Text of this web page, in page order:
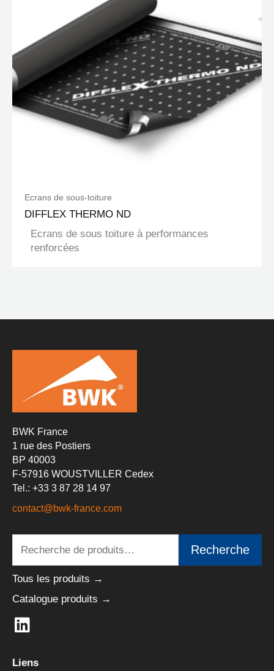
Ecrans de sous-toiture
DIFFLEX THERMO ND
Ecrans de sous toiture à performances
renforcées
BWK France
1 rue des Postiers
BP 40003
F-57916 WOUSTVILLER Cedex
Tel.: +33 3 87 28 14 97
contact@bwk-france.com
pour :
Recherche
Tous les produits →
Catalogue produits →
L
i
Liens